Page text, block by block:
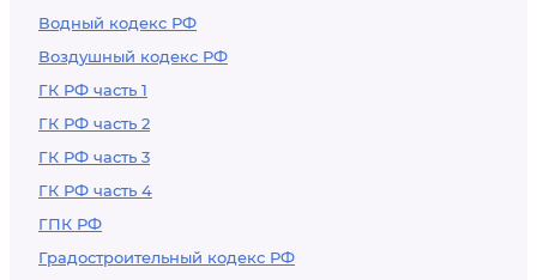
Водный кодекс РФ
Воздушный кодекс РФ
ГК РФ часть 1
ГК РФ часть 2
ГК РФ часть 3
ГК РФ часть 4
ГПК РФ
Градостроительный кодекс РФ